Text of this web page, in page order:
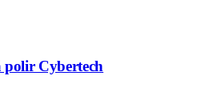
Cybertech